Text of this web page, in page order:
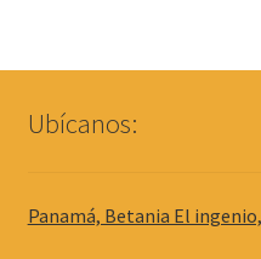
Ubícanos:
Panamá, Betania El